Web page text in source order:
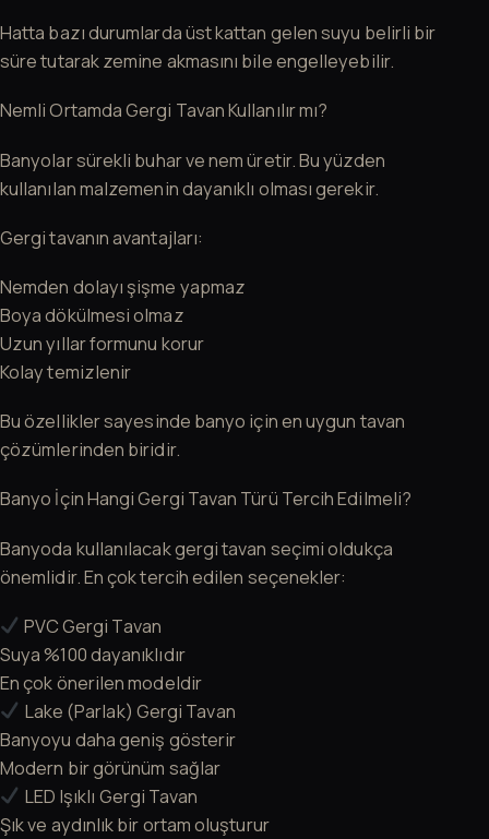
Hatta bazı durumlarda üst kattan gelen suyu belirli bir
süre tutarak zemine akmasını bile engelleyebilir.
Nemli Ortamda Gergi Tavan Kullanılır mı?
Banyolar sürekli buhar ve nem üretir. Bu yüzden
kullanılan malzemenin dayanıklı olması gerekir.
Gergi tavanın avantajları:
Nemden dolayı şişme yapmaz
Boya dökülmesi olmaz
Uzun yıllar formunu korur
Kolay temizlenir
Bu özellikler sayesinde banyo için en uygun tavan
çözümlerinden biridir.
Banyo İçin Hangi Gergi Tavan Türü Tercih Edilmeli?
Banyoda kullanılacak gergi tavan seçimi oldukça
önemlidir. En çok tercih edilen seçenekler:
PVC Gergi Tavan
Suya %100 dayanıklıdır
En çok önerilen modeldir
Lake (Parlak) Gergi Tavan
Banyoyu daha geniş gösterir
Modern bir görünüm sağlar
LED Işıklı Gergi Tavan
Şık ve aydınlık bir ortam oluşturur